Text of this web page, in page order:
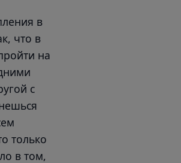
в
что в
на
с
только
в том,